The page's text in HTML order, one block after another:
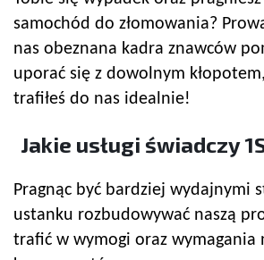
samochód do złomowania?
nas obeznana kadra znawców
uporać się z dowolnym
trafiłeś do nas idealnie!
Jakie usługi świadczy
Pragnąc być bardziej wydajnymi
ustanku rozbudowywać naszą
trafić w wymogi oraz wymagania